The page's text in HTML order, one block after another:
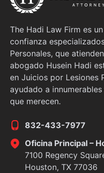
The Hadi Law Firm es
confianza
Personales, que
abogado Husein Hadi
en Juicios por Lesiones
ayudado a
que merecen.
832-433-7977
Oficina Principal –
7100 Regency
Houston, TX 77036